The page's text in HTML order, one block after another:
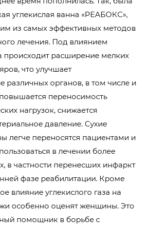
углекислая ванна «РЕАБОКС»,
из самых эффективных методов
лечения. Под влиянием
происходит расширение мелких
что улучшает
различных органов, в том числе и
переносимость
нагрузок, снижается
давление. Сухие
легче переносятся пациентами и
в лечении более
в частности перенесших инфаркт
фазе реабилитации. Кроме
влияние углекислого газа на
особенно оценят женщины. Это
помощник в борьбе с